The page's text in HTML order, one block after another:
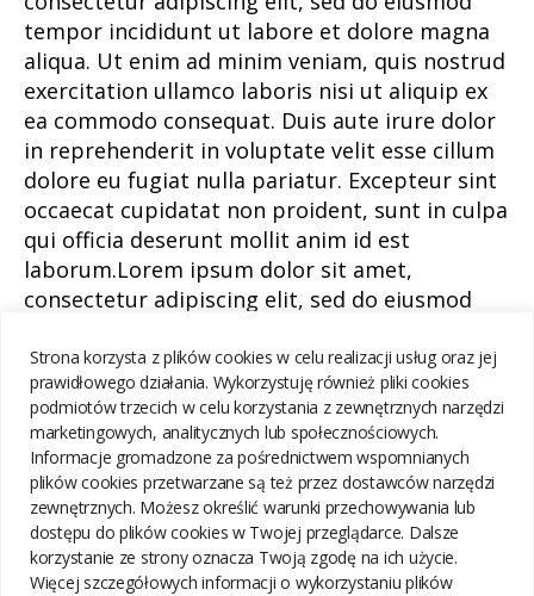
Strona korzysta z plików cookies w celu realizacji usług oraz jej
prawidłowego działania. Wykorzystuję również pliki cookies
podmiotów trzecich w celu korzystania z zewnętrznych narzędzi
marketingowych, analitycznych lub społecznościowych.
Informacje gromadzone za pośrednictwem wspomnianych
plików cookies przetwarzane są też przez dostawców narzędzi
zewnętrznych. Możesz określić warunki przechowywania lub
dostępu do plików cookies w Twojej przeglądarce. Dalsze
korzystanie ze strony oznacza Twoją zgodę na ich użycie.
Więcej szczegółowych informacji o wykorzystaniu plików
tempor incididunt ut labore et dolore magna
aliqua. Ut enim ad minim veniam, quis nostrud
exercitation ullamco laboris nisi ut aliquip ex
ea commodo consequat. Duis aute irure dolor
in reprehenderit in voluptate velit esse cillum
dolore eu fugiat nulla pariatur. Excepteur sint
occaecat cupidatat non proident, sunt in culpa
qui officia deserunt mollit anim id est
laborum.Lorem ipsum dolor sit amet,
consectetur adipiscing elit, sed do eiusmod
aliqua. Ut enim ad minim veniam, quis nostrud
exercitation ullamco laboris nisi ut aliquip ex
ea commodo consequat. Duis aute irure dolor
in reprehenderit in voluptate velit esse cillum
dolore eu fugiat nulla pariatur. Excepteur sint
occaecat cupidatat non proident, sunt in culpa
qui officia deserunt mollit anim id est laborum.